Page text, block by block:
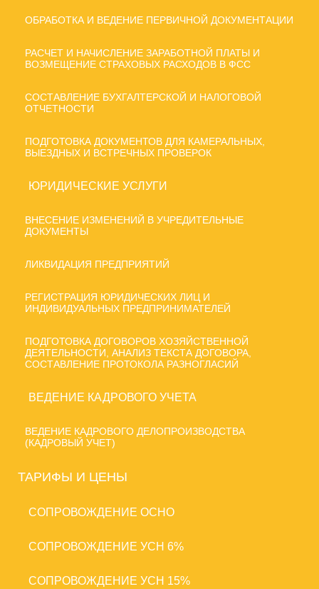
ОБРАБОТКА И ВЕДЕНИЕ ПЕРВИЧНОЙ ДОКУМЕНТАЦИИ
РАСЧЕТ И НАЧИСЛЕНИЕ ЗАРАБОТНОЙ ПЛАТЫ И
ВОЗМЕЩЕНИЕ СТРАХОВЫХ РАСХОДОВ В ФСС
СОСТАВЛЕНИЕ БУХГАЛТЕРСКОЙ И НАЛОГОВОЙ
ОТЧЕТНОСТИ
ПОДГОТОВКА ДОКУМЕНТОВ ДЛЯ КАМЕРАЛЬНЫХ,
ВЫЕЗДНЫХ И ВСТРЕЧНЫХ ПРОВЕРОК
ЮРИДИЧЕСКИЕ УСЛУГИ
ВНЕСЕНИЕ ИЗМЕНЕНИЙ В УЧРЕДИТЕЛЬНЫЕ
ДОКУМЕНТЫ
ЛИКВИДАЦИЯ ПРЕДПРИЯТИЙ
РЕГИСТРАЦИЯ ЮРИДИЧЕСКИХ ЛИЦ И
ИНДИВИДУАЛЬНЫХ ПРЕДПРИНИМАТЕЛЕЙ
ПОДГОТОВКА ДОГОВОРОВ ХОЗЯЙСТВЕННОЙ
ДЕЯТЕЛЬНОСТИ, АНАЛИЗ ТЕКСТА ДОГОВОРА,
СОСТАВЛЕНИЕ ПРОТОКОЛА РАЗНОГЛАСИЙ
ВЕДЕНИЕ КАДРОВОГО УЧЕТА
ВЕДЕНИЕ КАДРОВОГО ДЕЛОПРОИЗВОДСТВА
(КАДРОВЫЙ УЧЕТ)
ТАРИФЫ И ЦЕНЫ
CОПРОВОЖДЕНИЕ ОСНО
CОПРОВОЖДЕНИЕ УСН 6%
CОПРОВОЖДЕНИЕ УСН 15%